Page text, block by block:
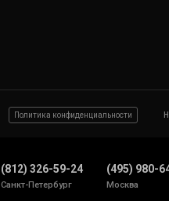
Политика конфиденциальности
(812) 326-59-24
Санкт-Петербург
(495) 980-
Москва